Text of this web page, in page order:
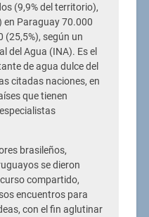
(9,9% del territorio),
en Paraguay 70.000
(25,5%), según un
del Agua (INA). Es el
de agua dulce del
citadas naciones, en
que tienen
brasileños,
se dieron
compartido,
encuentros para
con el fin aglutinar